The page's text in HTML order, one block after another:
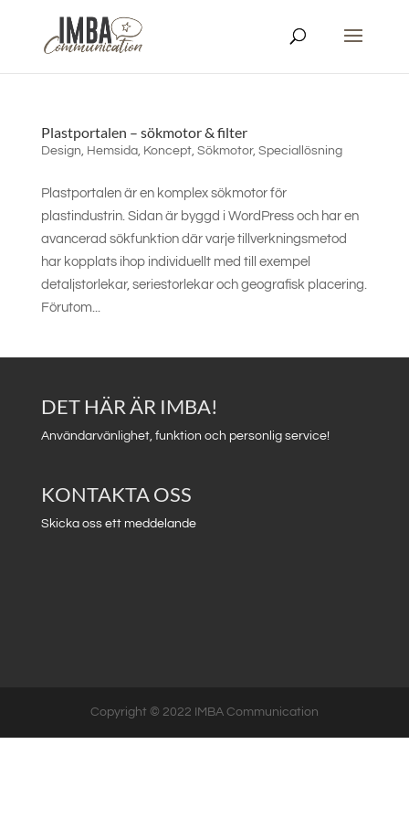
Plastportalen – sökmotor & filter
Design, Hemsida, Koncept, Sökmotor, Speciallösning
Plastportalen är en komplex sökmotor för
plastindustrin. Sidan är byggd i WordPress och har en
avancerad sökfunktion där varje tillverkningsmetod
har kopplats ihop individuellt med till exempel
detaljstorlekar, seriestorlekar och geografisk placering.
Förutom...
DET HÄR ÄR IMBA!
Användarvänlighet, funktion och personlig service!
KONTAKTA OSS
Skicka oss ett meddelande
Copyright © 2022 IMBA Communication